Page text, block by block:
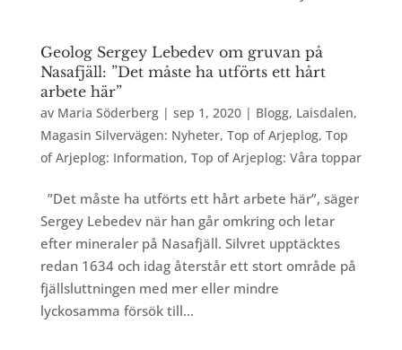
Geolog Sergey Lebedev om gruvan på
Nasafjäll: ”Det måste ha utförts ett hårt
arbete här”
av Maria Söderberg| sep 1, 2020| Blogg, Laisdalen,
Magasin Silvervägen: Nyheter, Top of Arjeplog, Top
of Arjeplog: Information, Top of Arjeplog: Våra toppar
”Det måste ha utförts ett hårt arbete här”, säger
Sergey Lebedev när han går omkring och letar
efter mineraler på Nasafjäll. Silvret upptäcktes
redan 1634 och idag återstår ett stort område på
fjällsluttningen med mer eller mindre
lyckosamma försök till...